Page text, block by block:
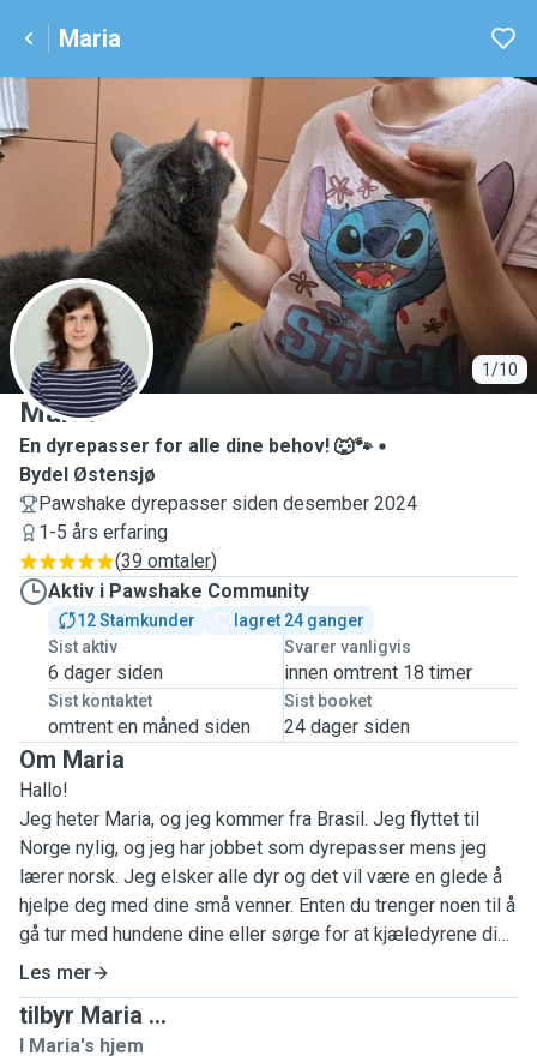
Maria
1/10
M
Maria
En dyrepasser for alle dine behov! 🐺🐾
Bydel Østensjø
Pawshake dyrepasser siden desember 2024
1-5 års erfaring
(39 omtaler)
Aktiv i Pawshake Community
12 Stamkunder
lagret 24 ganger
Sist aktiv
6 dager siden
Svarer vanligvis
innen omtrent 18 timer
Sist kontaktet
omtrent en måned siden
Sist booket
24 dager siden
Om Maria
Hallo!
Jeg heter Maria, og jeg kommer fra Brasil. Jeg flyttet til
Norge nylig, og jeg har jobbet som dyrepasser mens jeg
lærer norsk. Jeg elsker alle dyr og det vil være en glede å
hjelpe deg med dine små venner. Enten du trenger noen til å
gå tur med hundene dine eller sørge for at kjæledyrene dine
er komfortable mens du er ute og reiser, du kan stole på
meg! Jeg har mye erfaring med hunder og katter, samt
eksotiske dyr (Slik som chinchillaer, ildere, hamstere og
andre). Men hvis kjæledyret ditt er nytt for meg, er jeg klar
Les mer
tilbyr Maria ...
I Maria's hjem